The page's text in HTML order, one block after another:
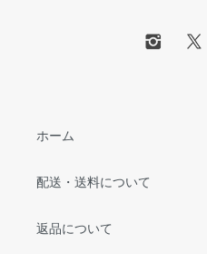
ホーム
配送・送料について
返品について